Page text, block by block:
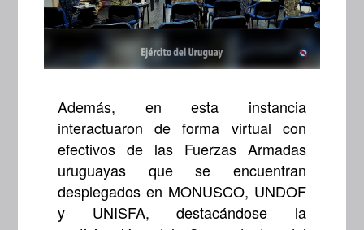
Además, en esta instancia
interactuaron de forma virtual con
efectivos de las Fuerzas Armadas
uruguayas que se encuentran
desplegados en MONUSCO, UNDOF
y UNISFA, destacándose la